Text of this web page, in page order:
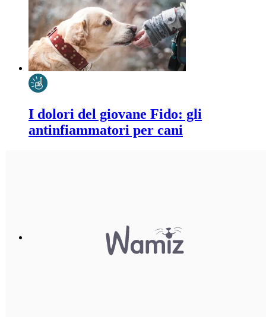
I dolori del giovane Fido: gli
antinfiammatori per cani